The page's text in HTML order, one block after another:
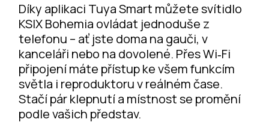
Díky aplikaci Tuya Smart můžete svítidlo
KSIX Bohemia ovládat jednoduše z
telefonu – ať jste doma na gauči, v
kanceláři nebo na dovolené. Přes Wi‑Fi
připojení máte přístup ke všem funkcím
světla i reproduktoru v reálném čase.
Stačí pár klepnutí a místnost se promění
podle vašich představ.